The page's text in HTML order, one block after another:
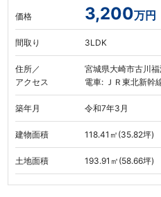
価格 3,200万円
間取り 3LDK
住所／
アクセス
宮城県大崎市古川福
電車: ＪＲ東北新幹
築年月 令和7年3月
建物面積 118.41㎡(35.82坪)
土地面積 193.91㎡(58.66坪)